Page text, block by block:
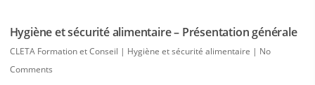
Hygiène et sécurité alimentaire – Présentation générale
CLETA Formation et Conseil | Hygiène et sécurité alimentaire | No
Comments